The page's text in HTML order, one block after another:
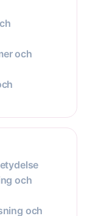
och
och
och